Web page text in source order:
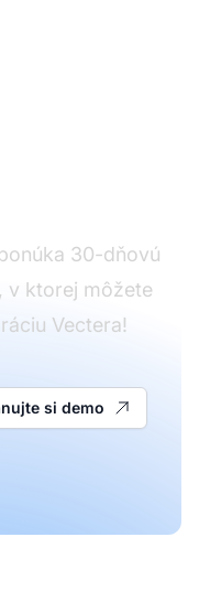
30-dňovú
v ktorej môžete
Vectera!
si demo